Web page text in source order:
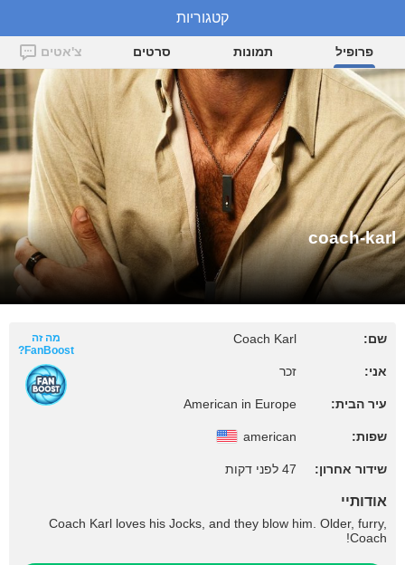
coach-karl
פרופיל תמונות סרטים צ'אטים
coach-karl
שם: Coach Karl
אני: זכר
עיר הבית: American in Europe
שפות: american
שידור אחרון: 47 לפני דקות
מה זה
FanBoost?
אודותיי
Coach Karl loves his Jocks, and they blow him. Older, furry,
Coach!
קטגוריות